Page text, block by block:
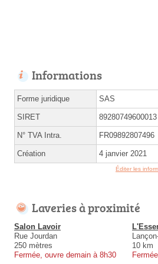
Informations
Forme juridique SAS
SIRET 89280749600013
N° TVA Intra. FR09892807496
Création 4 janvier 2021
Éditer les
Laveries à proximité
Salon Lavoir
Rue Jourdan
250 mètres
Fermée, ouvre demain à 8h30
10 km